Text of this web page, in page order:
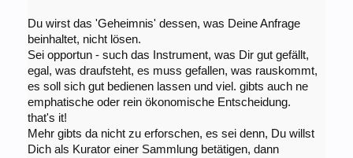
Du wirst das 'Geheimnis' dessen, was Deine Anfrage
beinhaltet, nicht lösen.
Sei opportun - such das Instrument, was Dir gut gefällt,
egal, was draufsteht, es muss gefallen, was rauskommt,
es soll sich gut bedienen lassen und viel. gibts auch ne
emphatische oder rein ökonomische Entscheidung.
that's it!
Mehr gibts da nicht zu erforschen, es sei denn, Du willst
Dich als Kurator einer Sammlung betätigen, dann